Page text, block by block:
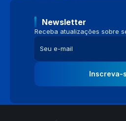
Newsletter
Receba atualizações sobre
Inscreva-